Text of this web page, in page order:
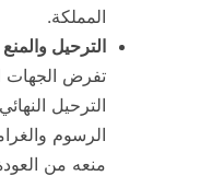
المملكة.
الترحيل
تفرض الجهات
الترحيل
الرسوم
منعه من